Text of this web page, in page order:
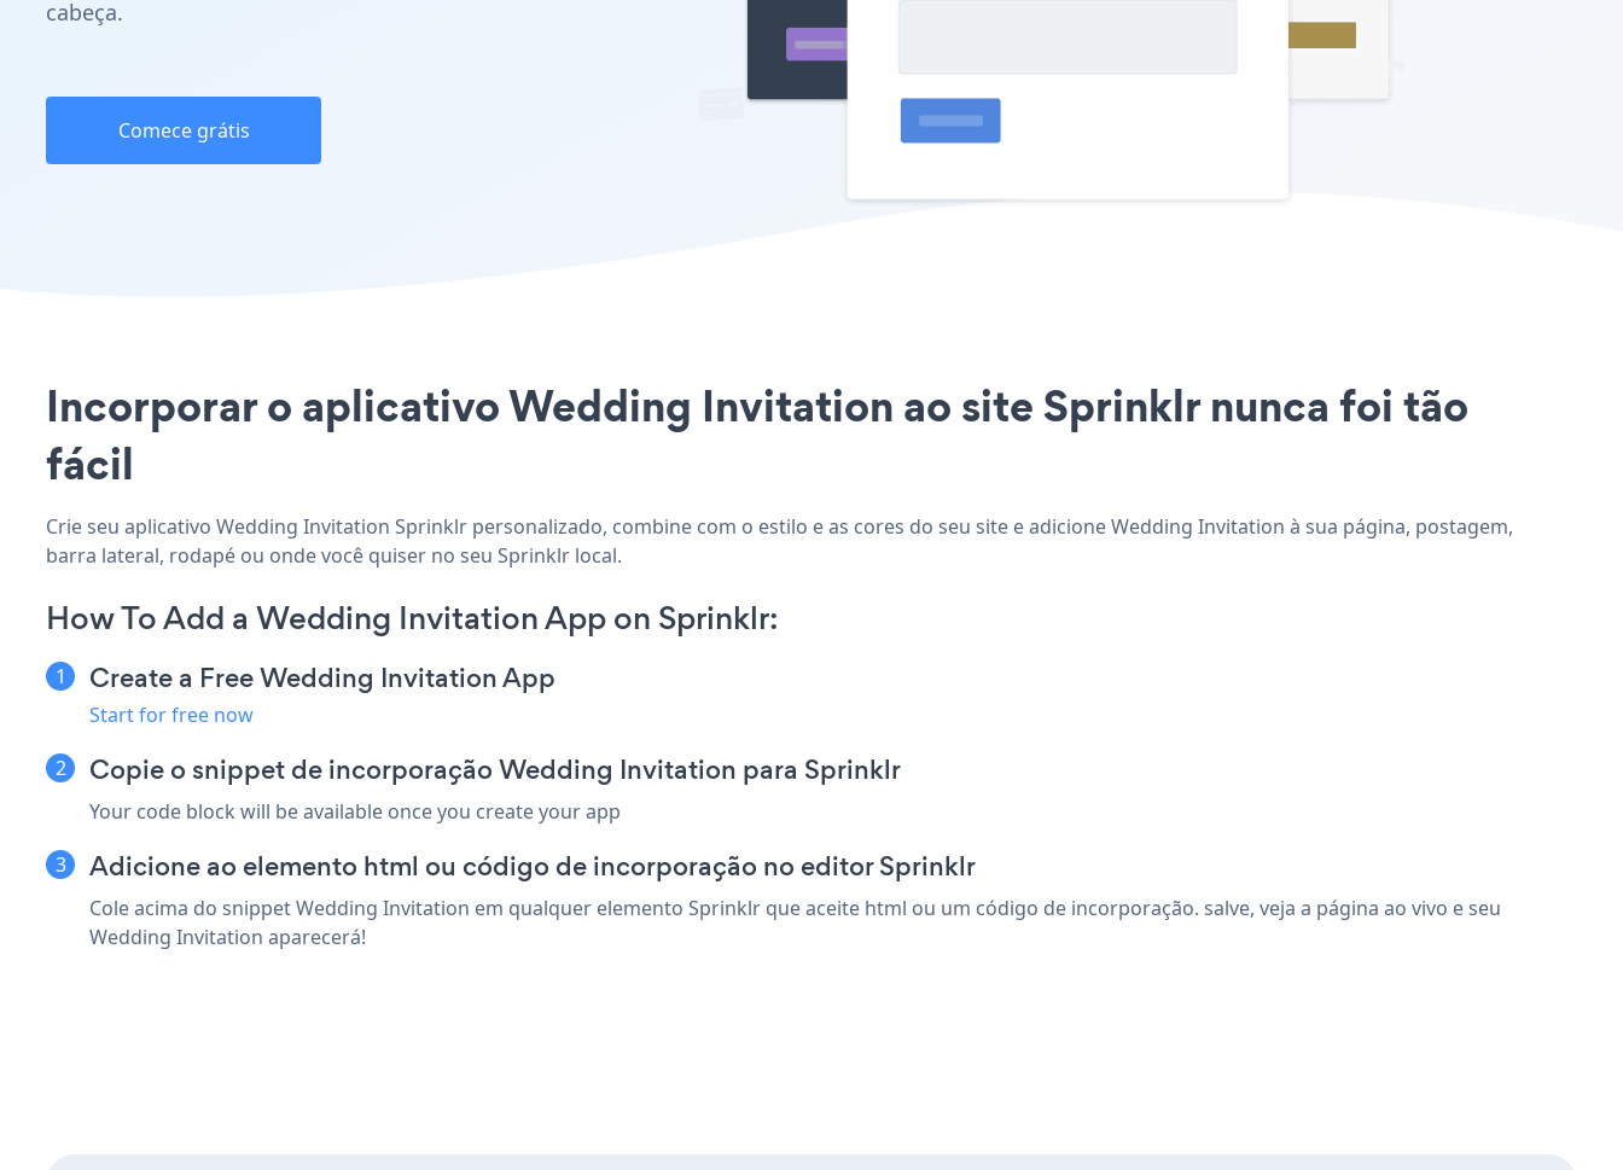
cabeça.
Comece grátis
Incorporar o aplicativo Wedding Invitation ao site Sprinklr nunca foi tão
fácil
Crie seu aplicativo Wedding Invitation Sprinklr personalizado, combine com o estilo e as cores do seu site e adicione Wedding Invitation à sua página, postagem,
barra lateral, rodapé ou onde você quiser no seu Sprinklr local.
How To Add a Wedding Invitation App on Sprinklr:
Create a Free Wedding Invitation App
Start for free now
Copie o snippet de incorporação Wedding Invitation para Sprinklr
Your code block will be available once you create your app
Adicione ao elemento html ou código de incorporação no editor Sprinklr
Cole acima do snippet Wedding Invitation em qualquer elemento Sprinklr que aceite html ou um código de incorporação. salve, veja a página ao vivo e seu
Wedding Invitation aparecerá!